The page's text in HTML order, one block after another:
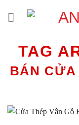
TAG
BÁN CỬA